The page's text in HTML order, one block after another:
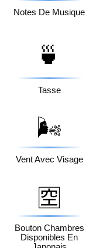
Notes De Musique
🍵
Tasse
🌬️
Vent Avec Visage
🈳
Bouton Chambres
Disponibles En